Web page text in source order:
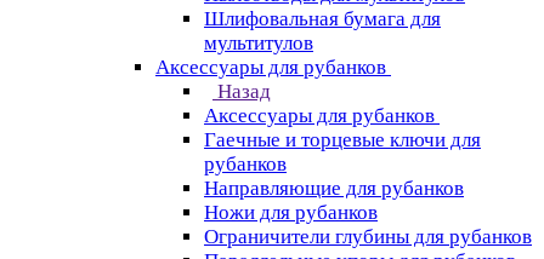
Шлифовальная бумага для
мультитулов
Аксессуары для рубанков
Назад
Аксессуары для рубанков
Гаечные и торцевые ключи для
рубанков
Направляющие для рубанков
Ножи для рубанков
Ограничители глубины для рубанков